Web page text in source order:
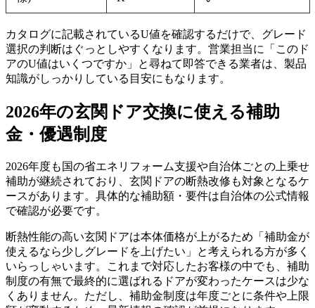
カタログに記載されているU値を確認するだけで、グレード
選択の判断はぐっとしやすくなります。営業担当に「このド
アのU値はいくつですか」と尋ねて即答できる業者は、製品
知識がしっかりしている目安にもなります。
2026年の玄関ドア交換に使える補助
金・優遇制度
2026年度も国の省エネリフォーム支援や自治体ごとの上乗せ
補助が継続されており、玄関ドアの断熱改修も対象となるケ
ースがあります。具体的な補助額・要件は自治体の公式情報
で確認が必要です。
断熱性能の高い玄関ドアは本体価格が上がるため「補助金が
使えるなら少しグレードを上げたい」と考えられる方が多く
いらっしゃいます。これまで対応したお客様の中でも、補助
制度の有無で最終的に選ばれるドアが変わったケースは少な
くありません。ただし、補助金制度は年度ごとに条件や上限